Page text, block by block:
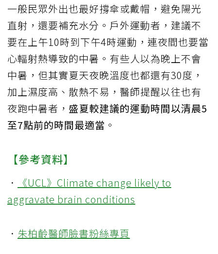
一般民眾外出也最好撐傘或戴帽，避免陽光
直射，還要補充水分。戶外運動者，建議不
要在上午10時到下午4時運動，連夜間也要當
心輻射熱導致的中暑。有些人以為晚上不會
中暑，但其實夏天夜晚溫度也都還有30度，
加上濕度高、散熱不易，醫師提醒以往也有
夜跑中暑者， 盛夏較建議的運動時間以清晨5
至7點前的時間最適當 。
【參考資料】
．
《UCL》Climate change likely to
aggravate brain conditions
． 朱柏齡醫師臉書粉絲專頁